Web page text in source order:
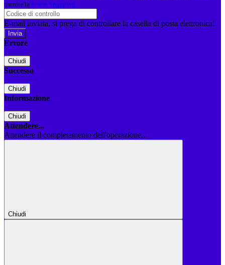
tramite la Login Spaggiari
E-mail inviata, si prega di controllare la casella di posta elettronica!
Errore
Chiudi
Successo
Chiudi
Informazione
Chiudi
Attendere...
Attendere il completamento dell'operazione...
Chiudi